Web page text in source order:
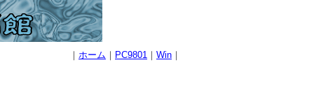
｜ ホーム ｜ PC9801 ｜ Win ｜